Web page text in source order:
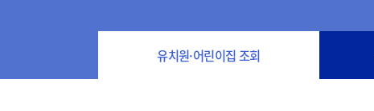
유치원·어린이집 조회